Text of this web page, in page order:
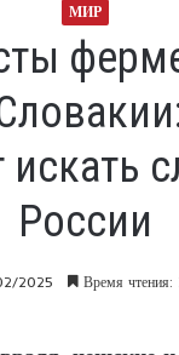
МИР
искать
России
2025 Время чтения: